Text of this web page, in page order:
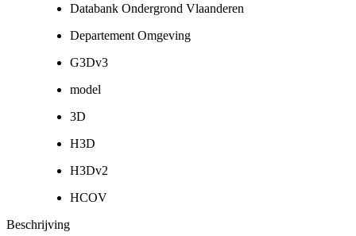
Databank Ondergrond Vlaanderen
Departement Omgeving
G3Dv3
model
3D
H3D
H3Dv2
HCOV
Beschrijving